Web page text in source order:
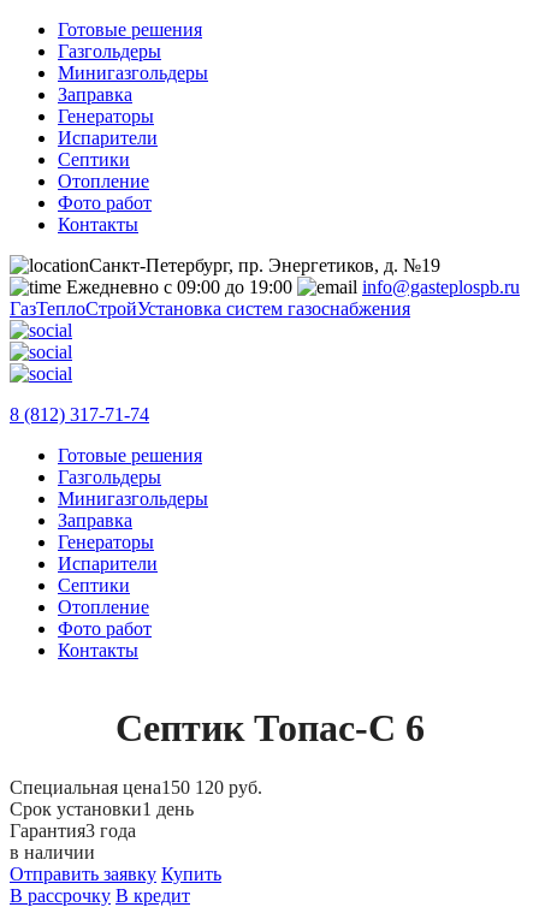
Готовые решения
Газгольдеры
Минигазгольдеры
Заправка
Генераторы
Испарители
Септики
Отопление
Фото работ
Контакты
Санкт-Петербург, пр. Энергетиков, д. №19
Ежедневно с 09:00 до 19:00
info@gasteplospb.ru
ГазТеплоСтройУстановка систем газоснабжения
8 (812) 317-71-74
Готовые решения
Газгольдеры
Минигазгольдеры
Заправка
Генераторы
Испарители
Септики
Отопление
Фото работ
Контакты
Септик Топас-С 6
Специальная цена150 120 руб.
Срок установки1 день
Гарантия3 года
в наличии
Отправить заявку Купить
В рассрочку В кредит